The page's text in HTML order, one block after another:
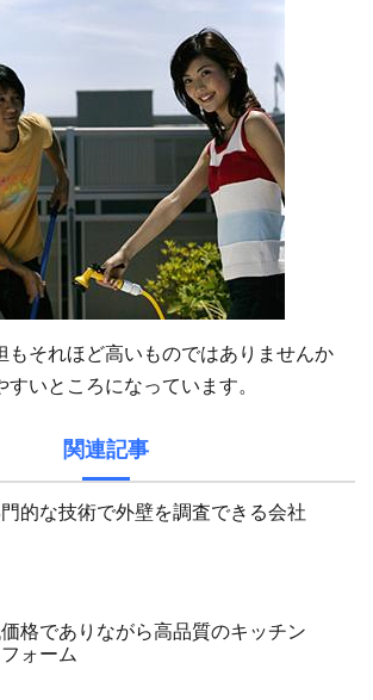
もそれほど高いものではありませんか
すいところになっています。
関連記事
的な技術で外壁を調査できる会社
格でありながら高品質のキッチン
フォーム